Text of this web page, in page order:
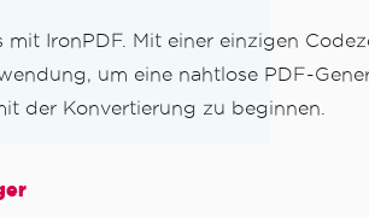
IronPDF. Mit einer einzigen
um eine nahtlose PDF-
der Konvertierung zu beginnen.